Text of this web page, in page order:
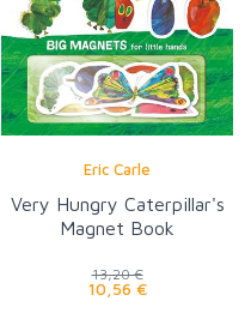
Eric Carle
Very Hungry Caterpillar's
Magnet Book
13,20 €
10,56 €